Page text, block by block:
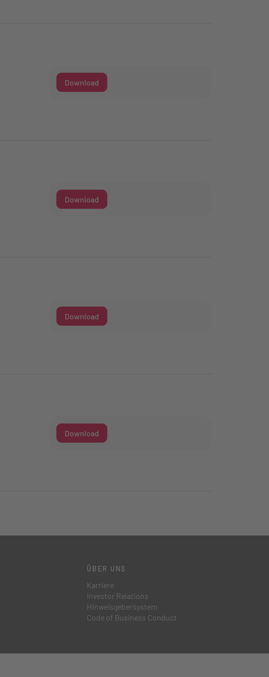
Download
Download
Download
Download
ÜBER UNS
Karriere
Investor Relations
Hinweisgebersystem
Code of Business Conduct